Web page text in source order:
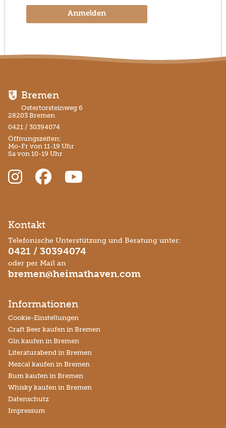
Anmelden
Bremen
Ostertorsteinweg 6
28203 Bremen
0421 / 30394074
Öffnungszeiten:
Mo-Fr von 11-19 Uhr
Sa von 10-19 Uhr
Kontakt
Telefonische Unterstützung und Beratung unter:
0421 / 30394074
oder per Mail an
bremen@heimathaven.com
Informationen
Cookie-Einstellungen
Craft Beer kaufen in Bremen
Gin kaufen in Bremen
Literaturabend in Bremen
Mezcal kaufen in Bremen
Rum kaufen in Bremen
Whisky kaufen in Bremen
Datenschutz
Impressum